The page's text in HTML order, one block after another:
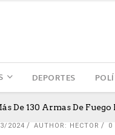
DEPORTES
De 130 Armas De
2024 AUTHOR: HECTOR 0